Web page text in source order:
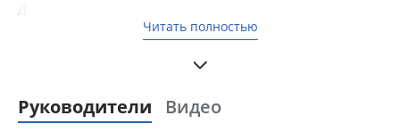
Днепродзержинска выбрали страховщика, благодаря
чему по версии газеты “Событие”, компании было
Читать полностью
Руководители Видео